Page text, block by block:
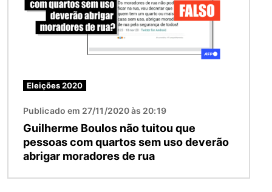
Eleições 2020
Publicado em 27/11/2020 às 20:19
Guilherme Boulos não tuitou que
pessoas com quartos sem uso deverão
abrigar moradores de rua